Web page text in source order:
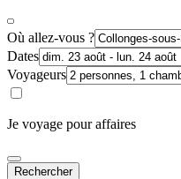
Où allez-vous ?
Dates
Voyageurs
Je voyage pour affaires
Rechercher